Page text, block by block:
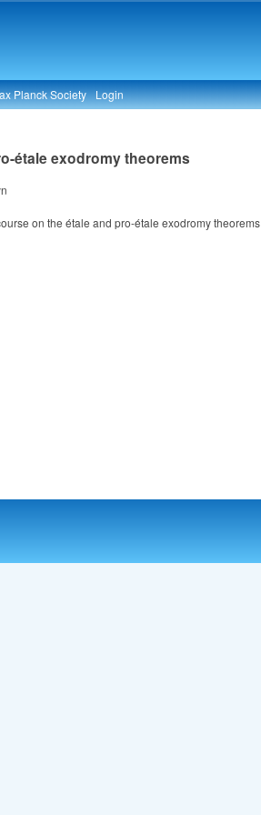
Planck Society Login
étale exodromy theorems
on the étale and pro-étale exodromy theorems